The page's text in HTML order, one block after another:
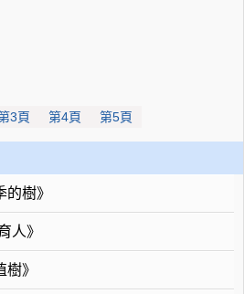
3頁 第4頁 第5頁
樹》
人》
》